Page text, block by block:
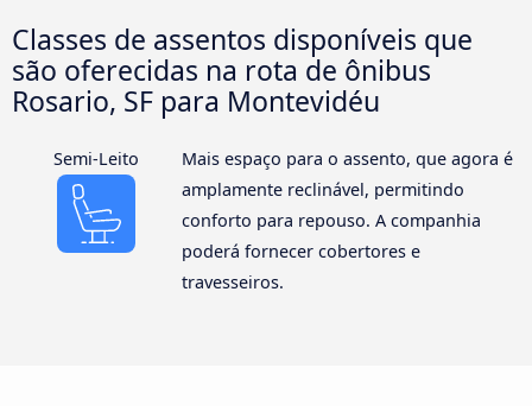
Classes de assentos disponíveis que
são oferecidas na rota de ônibus
Rosario, SF para Montevidéu
Semi-Leito
Mais espaço para o assento, que agora é
amplamente reclinável, permitindo
conforto para repouso. A companhia
poderá fornecer cobertores e
travesseiros.